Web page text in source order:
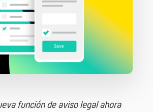
función de aviso legal ahora